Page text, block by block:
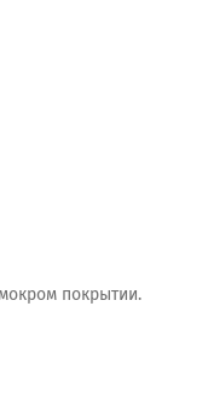
покрытии.